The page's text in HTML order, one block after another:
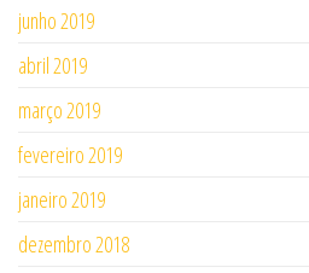
junho 2019
abril 2019
março 2019
fevereiro 2019
janeiro 2019
dezembro 2018